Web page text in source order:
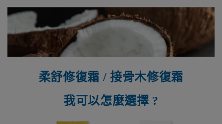
柔舒修復霜 / 接骨木修復霜
我可以怎麼選擇 ?